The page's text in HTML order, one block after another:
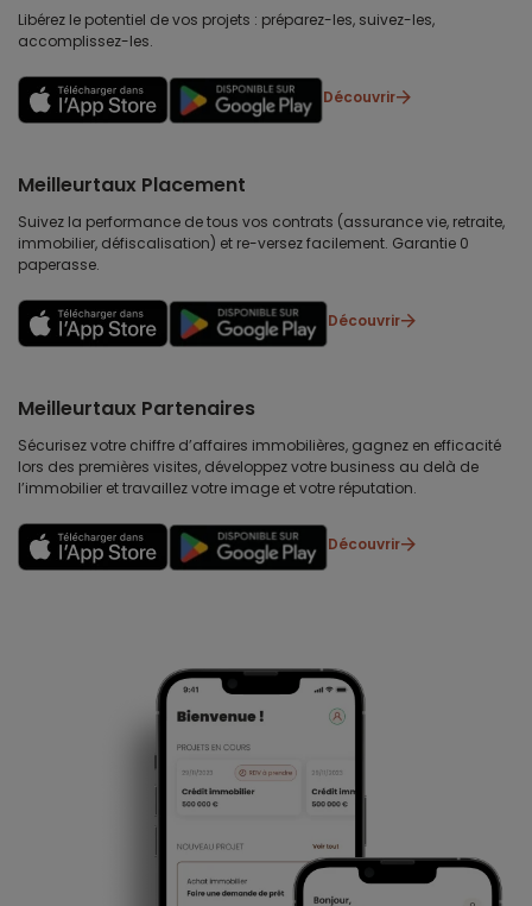
Libérez le potentiel de vos projets : préparez-les, suivez-les,
accomplissez-les.
Découvrir
Meilleurtaux Placement
Suivez la performance de tous vos contrats (assurance vie, retraite,
immobilier, défiscalisation) et re-versez facilement. Garantie 0
paperasse.
Découvrir
Meilleurtaux Partenaires
Sécurisez votre chiffre d’affaires immobilières, gagnez en efficacité
lors des premières visites, développez votre business au delà de
l’immobilier et travaillez votre image et votre réputation.
Découvrir